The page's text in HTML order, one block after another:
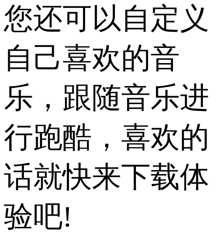
您还可以自定义
自己喜欢的音
乐，跟随音乐进
行跑酷，喜欢的
话就快来下载体
验吧!